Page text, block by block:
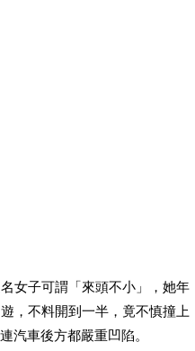
女子可謂「來頭不小」，她年
，不料開到一半，竟不慎撞上
汽車後方都嚴重凹陷。